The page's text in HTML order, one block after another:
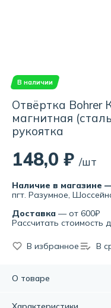
В наличии
Отвёртка Bohrer
магнитная
рукоятка
148,0 ₽ /шт
Наличие в магазине
пгт. Разумное,
Доставка — от 600₽
Рассчитать стоимость
В избранное В
О товаре